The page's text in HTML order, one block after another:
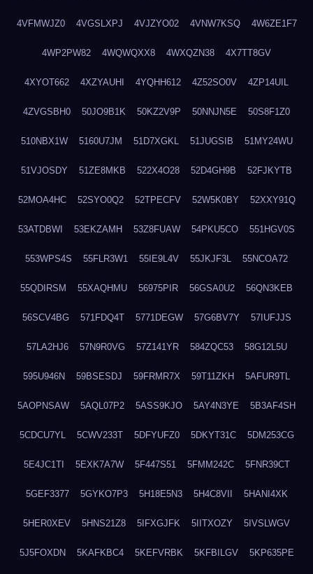
4VFMWJZ0 4VGSLXPJ 4VJZYO02 4VNW7KSQ 4W6ZE1F7
4WP2PW82 4WQWQXX8 4WXQZN38 4X7TT8GV
4XYOT662 4XZYAUHI 4YQHH612 4Z52SO0V 4ZP14UIL
4ZVGSBH0 50JO9B1K 50KZ2V9P 50NNJN5E 50S8F1Z0
510NBX1W 5160U7JM 51D7XGKL 51JUGSIB 51MY24WU
51VJOSDY 51ZE8MKB 522X4O28 52D4GH9B 52FJKYTB
52MOA4HC 52SYO0Q2 52TPECFV 52W5K0BY 52XXY91Q
53ATDBWI 53EKZAMH 53Z8FUAW 54PKU5CO 551HGV0S
553WPS4S 55FLR3W1 55IE9L4V 55JKJF3L 55NCOA72
55QDIRSM 55XAQHMU 56975PIR 56GSA0U2 56QN3KEB
56SCV4BG 571FDQ4T 5771DEGW 57G6BV7Y 57IUFJJS
57LA2HJ6 57N9R0VG 57Z141YR 584ZQC53 58G12L5U
595U946N 59BSESDJ 59FRMR7X 59T11ZKH 5AFUR9TL
5AOPNSAW 5AQL07P2 5ASS9KJO 5AY4N3YE 5B3AF4SH
5CDCU7YL 5CWV233T 5DFYUFZ0 5DKYT31C 5DM253CG
5E4JC1TI 5EXK7A7W 5F447S51 5FMM242C 5FNR39CT
5GEF3377 5GYKO7P3 5H18E5N3 5H4C8VII 5HANI4XK
5HER0XEV 5HNS21Z8 5IFXGJFK 5IITXOZY 5IVSLWGV
5J5FOXDN 5KAFKBC4 5KEFVRBK 5KFBILGV 5KP635PE